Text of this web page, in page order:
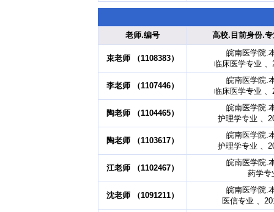
老师.编号 高校.目前身份.
束老师 （1108383）
皖南医学院.
临床医学专业 、
李老师 （1107446）
皖南医学院.
临床医学专业 、
陶老师 （1104465）
皖南医学院.
护理学专业 、
陶老师 （1103617）
皖南医学院.
护理学专业 、
江老师 （1102467）
皖南医学院.
药学专
沈老师 （1091211）
皖南医学院.
医信专业 、